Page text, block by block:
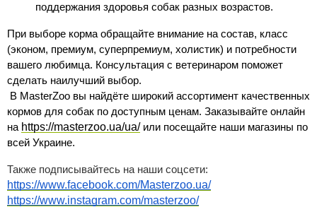
поддержания здоровья собак разных возрастов.
При выборе корма обращайте внимание на состав, класс
(эконом, премиум, суперпремиум, холистик) и потребности
вашего любимца. Консультация с ветеринаром поможет
сделать наилучший выбор.
кормов для собак по доступным ценам. Заказывайте онлайн
на https://masterzoo.ua/ua/ или посещайте наши магазины по
всей Украине.
Также подписывайтесь на наши соцсети:
https://www.facebook.com/Masterzoo.ua/
https://www.instagram.com/masterzoo/